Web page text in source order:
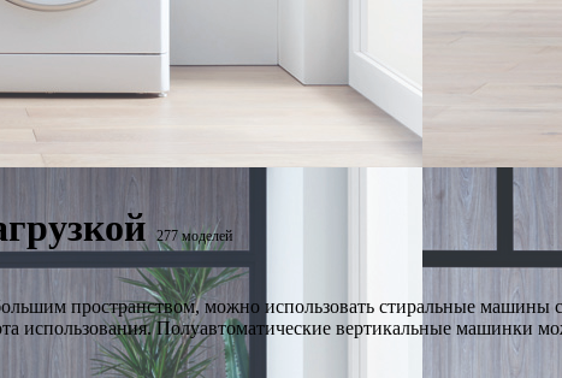
277 моделей
пространством, можно использовать стиральные машины с
использования. Полуавтоматические вертикальные машинки